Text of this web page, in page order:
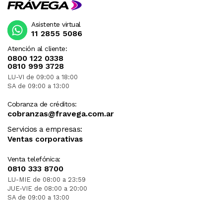
Atención al cliente:
0800 122 0338
0810 999 3728
LU-VI de 09:00 a 18:00
SA de 09:00 a 13:00
Cobranza de créditos:
cobranzas@fravega.com.ar
Servicios a empresas:
Ventas corporativas
Venta telefónica:
0810 333 8700
LU-MIE de 08:00 a 23:59
JUE-VIE de 08:00 a 20:00
SA de 09:00 a 13:00
Asistente virtual
11 2855 5086